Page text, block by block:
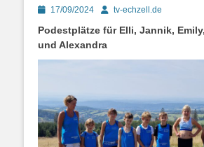
Posted17/09/2024 Autortv-echzell.de
Podestplätze für Elli, Jannik,
und Alexandra